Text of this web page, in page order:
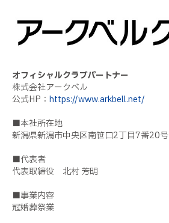
オフィシャルクラブパートナー
株式会社アークベル
公式HP： https://www.arkbell.net/
■本社所在地
新潟県新潟市中央区南笹口2丁目7番20号
■代表者
代表取締役 北村 芳明
■事業内容
冠婚葬祭業